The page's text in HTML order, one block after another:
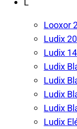
Looxor
Ludix
Ludix
Ludix
Ludix
Ludix
Ludix
Ludix